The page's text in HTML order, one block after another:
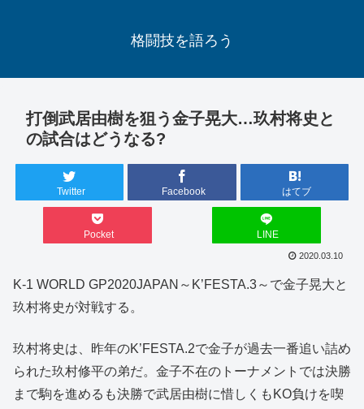
格闘技を語ろう
打倒武居由樹を狙う金子晃大…玖村将史と
の試合はどうなる?
Twitter Facebook はてブ
Pocket LINE
2020.03.10
K-1 WORLD GP2020JAPAN～K’FESTA.3～で金子晃大と
玖村将史が対戦する。
玖村将史は、昨年のK’FESTA.2で金子が過去一番追い詰め
られた玖村修平の弟だ。金子不在のトーナメントでは決勝
まで駒を進めるも決勝で武居由樹に惜しくもKO負けを喫